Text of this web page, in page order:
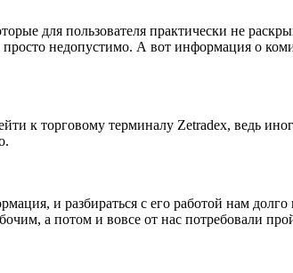
для пользователя практически не
недопустимо. А вот информация о
к торговому терминалу Zetradex, ведь
и разбираться с его работой нам
а потом и вовсе от нас потребовали